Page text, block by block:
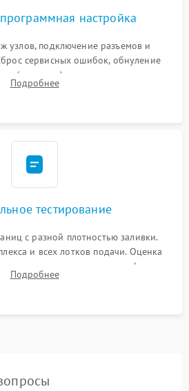
настройка
узлов, подключение разъемов и
сервисных ошибок, обнуление
(памперса) или узла переноса,
программная калибровка аппарата.
Подробнее
тестирование
с разной плотностью заливки.
и всех лотков подачи. Оценка
и полное отсутствие дефектов
выдачей готового устройства.
Подробнее